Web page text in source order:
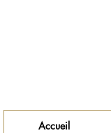
Accueil